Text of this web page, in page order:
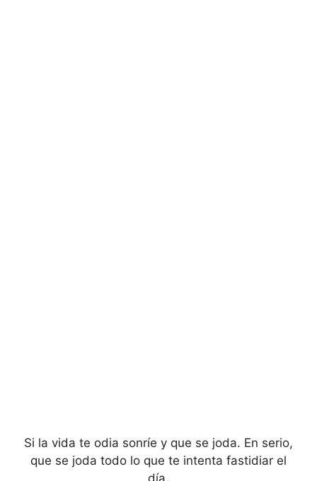
Si la vida te odia sonríe y que se joda. En serio,
que se joda todo lo que te intenta fastidiar el